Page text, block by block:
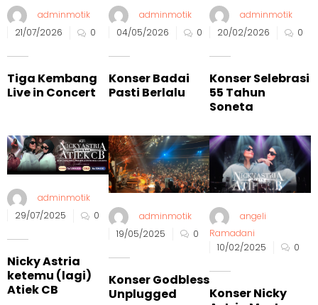
adminmotik
21/07/2026
0
Tiga Kembang
Live in Concert
adminmotik
04/05/2026
0
Konser Badai
Pasti Berlalu
adminmotik
20/02/2026
0
Konser Selebrasi
55 Tahun
Soneta
adminmotik
29/07/2025
0
Nicky Astria
ketemu (lagi)
Atiek CB
adminmotik
19/05/2025
0
Konser Godbless
Unplugged
angeli
Ramadani
10/02/2025
0
Konser Nicky